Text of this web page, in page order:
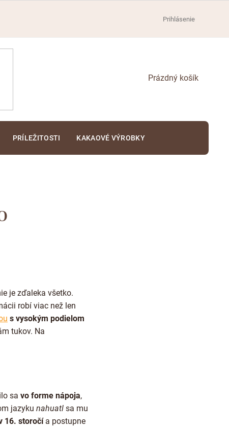
Prihlásenie
NÁKUPNÝ
PRÍLEŽITOSTI KAKAOVÉ VÝROBKY
je zďaleka všetko.
robí viac než len
s vysokým podielom
tukov. Na
sa vo forme nápoja,
jazyku nahuatl sa mu
16. storočía postupne